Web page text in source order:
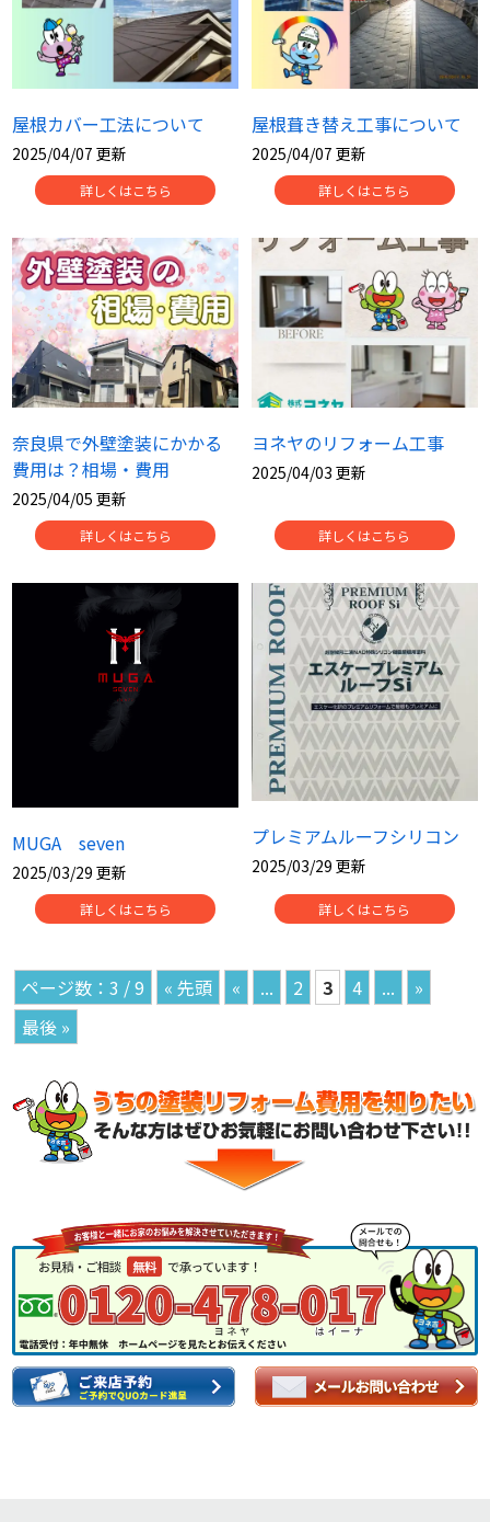
屋根カバー工法について
2025/04/07 更新
詳しくはこちら
屋根葺き替え工事について
2025/04/07 更新
詳しくはこちら
奈良県で外壁塗装にかかる
費用は？相場・費用
2025/04/05 更新
詳しくはこちら
ヨネヤのリフォーム工事
2025/04/03 更新
詳しくはこちら
MUGA seven
2025/03/29 更新
詳しくはこちら
プレミアムルーフシリコン
2025/03/29 更新
詳しくはこちら
3 / 9 « 先頭 « ... 2 3 4 ...
»
最後 »